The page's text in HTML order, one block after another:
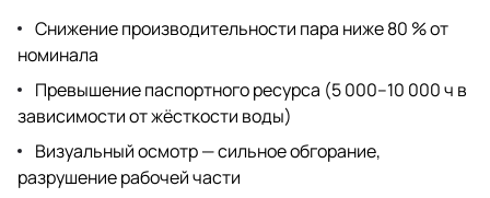
Снижение производительности пара ниже 80 % от
номинала
Превышение паспортного ресурса (5 000–10 000 ч в
зависимости от жёсткости воды)
Визуальный осмотр — сильное обгорание,
разрушение рабочей части